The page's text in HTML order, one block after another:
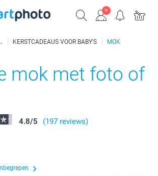
KERSTCADEAUS VOOR BABY'S MOK
mok met foto of
4.8/5 (197 reviews)